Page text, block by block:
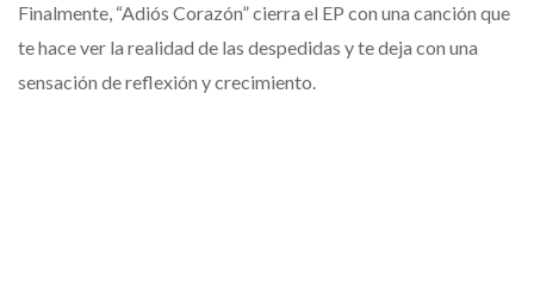
Finalmente, “Adiós Corazón” cierra el EP con una canción que
te hace ver la realidad de las despedidas y te deja con una
sensación de reflexión y crecimiento.